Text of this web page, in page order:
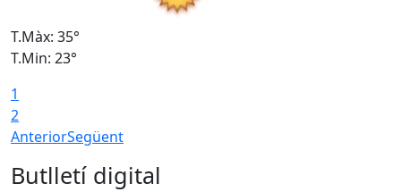
T.Màx: 35°
T.Min: 23°
1
2
AnteriorSegüent
Butlletí digital